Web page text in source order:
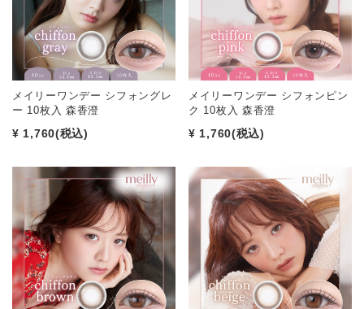
メイリーワンデー シフォングレ
ー 10枚入 森香澄
¥ 1,760(税込)
メイリーワンデー シフォンピン
ク 10枚入 森香澄
¥ 1,760(税込)